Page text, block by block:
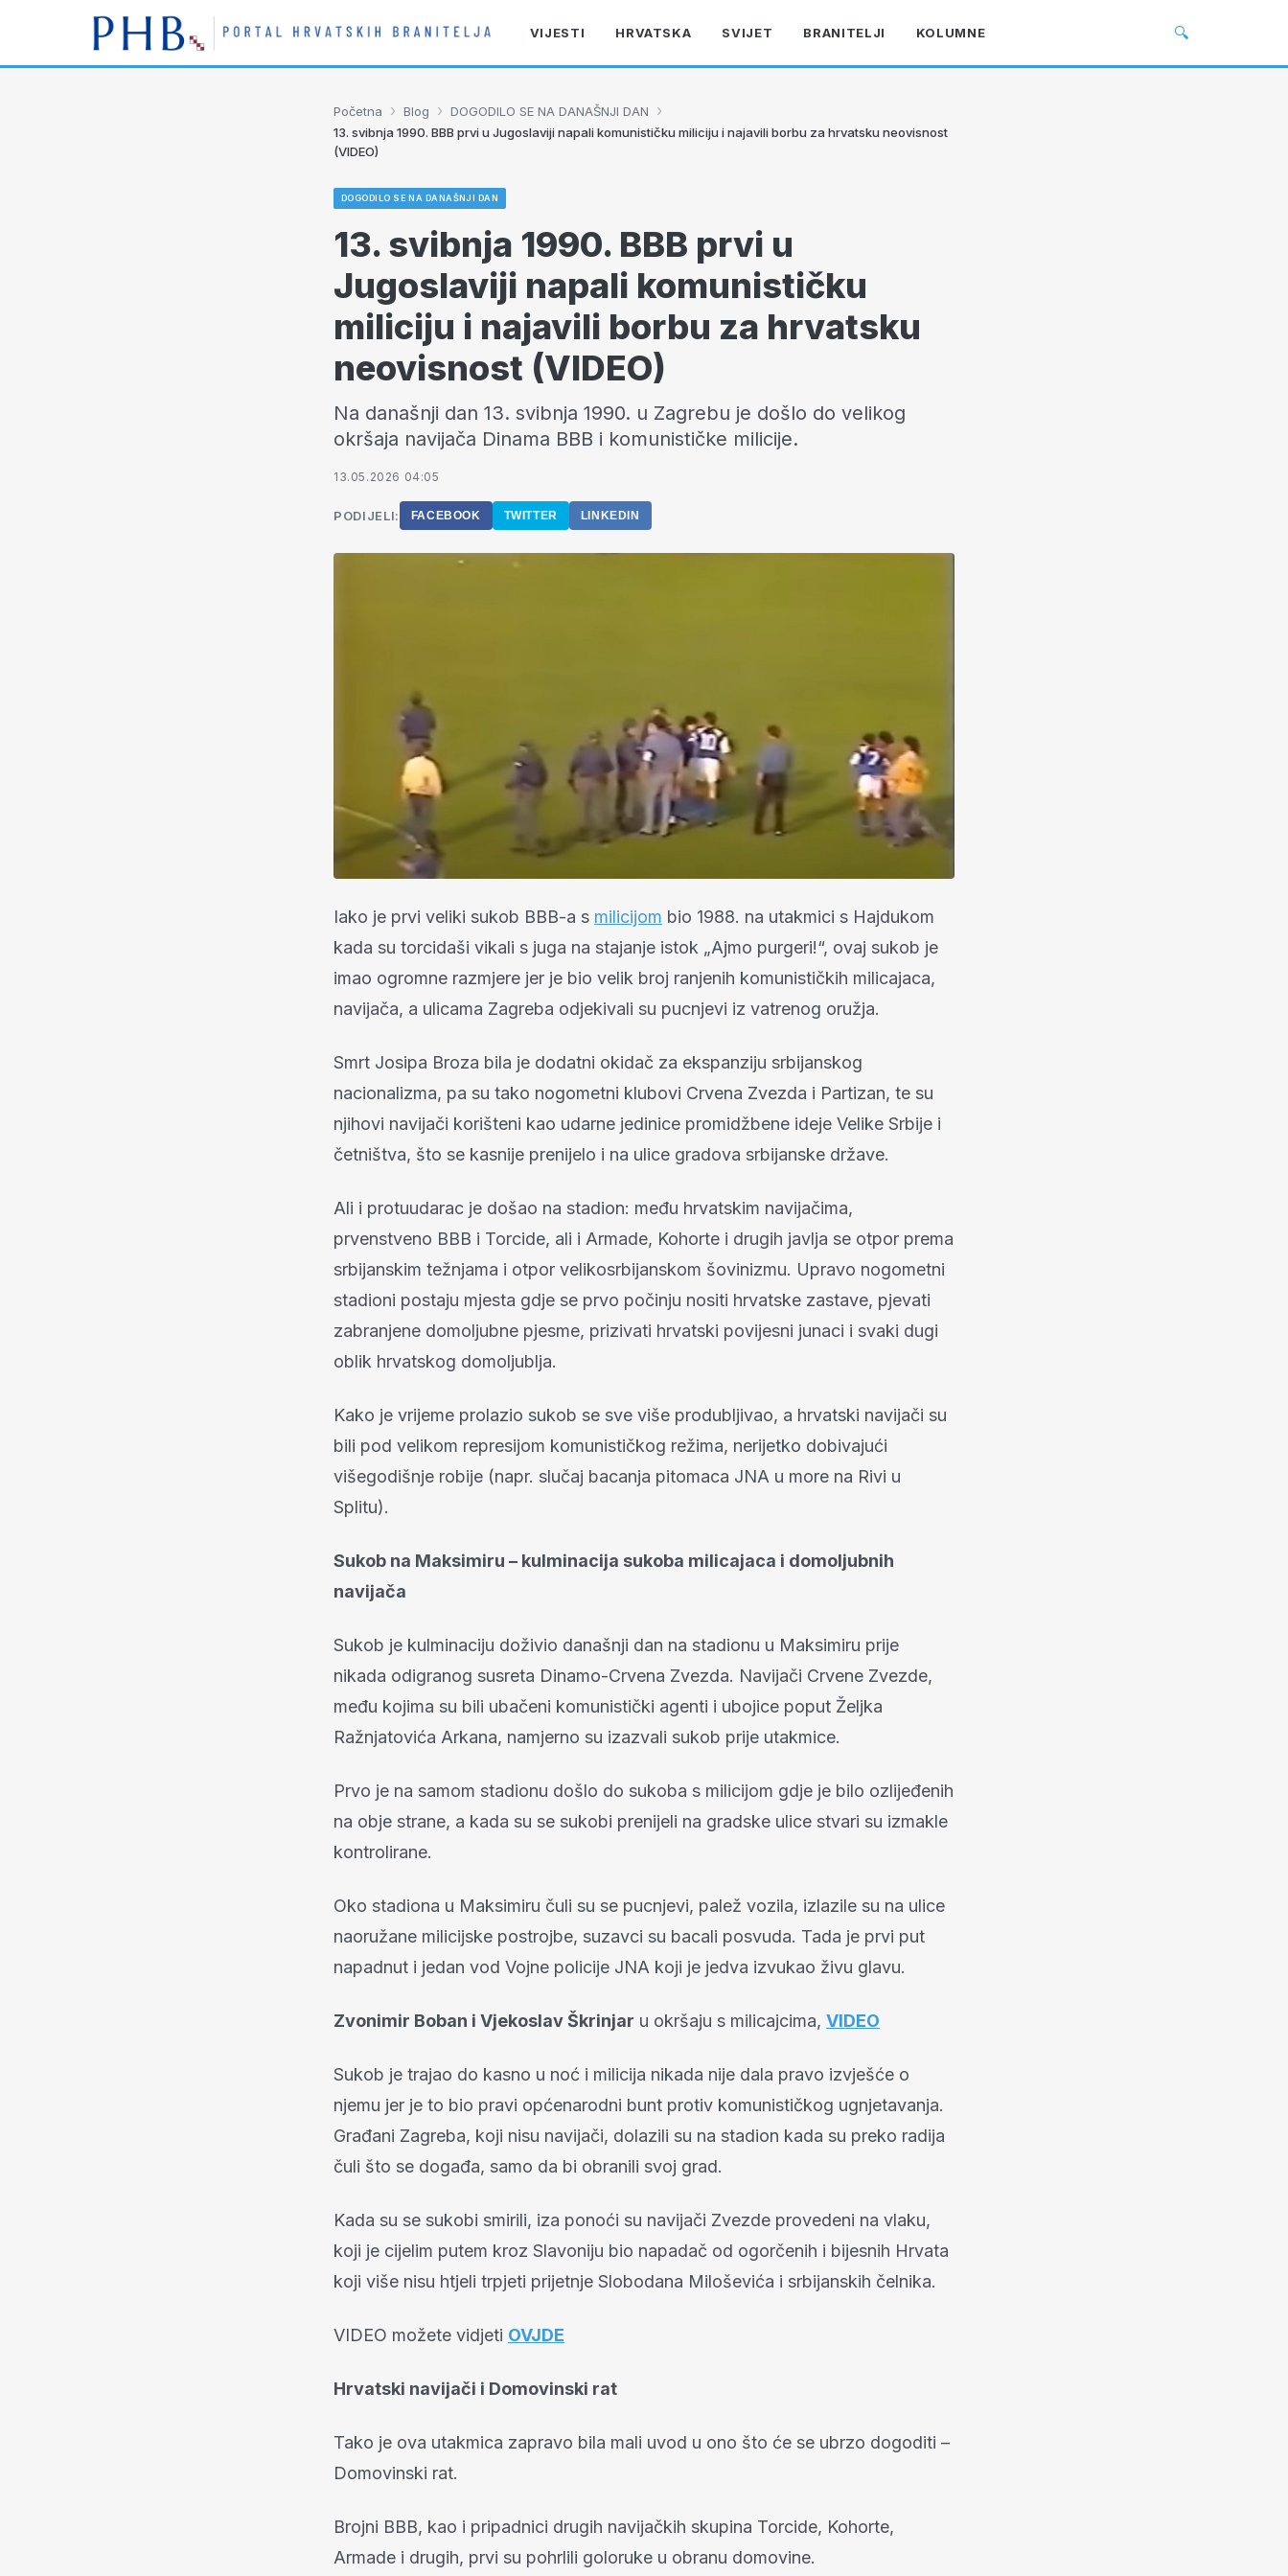
VIJESTI HRVATSKA SVIJET BRANITELJI KOLUMNE 🔍
Početna › Blog › DOGODILO SE NA DANAŠNJI DAN ›
13. svibnja 1990. BBB prvi u Jugoslaviji napali komunističku miliciju i najavili borbu za hrvatsku neovisnost
(VIDEO)
DOGODILO SE NA DANAŠNJI DAN
13. svibnja 1990. BBB prvi u
Jugoslaviji napali komunističku
miliciju i najavili borbu za hrvatsku
neovisnost (VIDEO)
Na današnji dan 13. svibnja 1990. u Zagrebu je došlo do velikog
okršaja navijača Dinama BBB i komunističke milicije.
13.05.2026 04:05
PODIJELI: FACEBOOK TWITTER LINKEDIN
Iako je prvi veliki sukob BBB-a s milicijom bio 1988. na utakmici s Hajdukom
kada su torcidaši vikali s juga na stajanje istok „Ajmo purgeri!“, ovaj sukob je
imao ogromne razmjere jer je bio velik broj ranjenih komunističkih milicajaca,
navijača, a ulicama Zagreba odjekivali su pucnjevi iz vatrenog oružja.
Smrt Josipa Broza bila je dodatni okidač za ekspanziju srbijanskog
nacionalizma, pa su tako nogometni klubovi Crvena Zvezda i Partizan, te su
njihovi navijači korišteni kao udarne jedinice promidžbene ideje Velike Srbije i
četništva, što se kasnije prenijelo i na ulice gradova srbijanske države.
Ali i protuudarac je došao na stadion: među hrvatskim navijačima,
prvenstveno BBB i Torcide, ali i Armade, Kohorte i drugih javlja se otpor prema
srbijanskim težnjama i otpor velikosrbijanskom šovinizmu. Upravo nogometni
stadioni postaju mjesta gdje se prvo počinju nositi hrvatske zastave, pjevati
zabranjene domoljubne pjesme, prizivati ​​hrvatski povijesni junaci i svaki dugi
oblik hrvatskog domoljublja.
Kako je vrijeme prolazio sukob se sve više produbljivao, a hrvatski navijači su
bili pod velikom represijom komunističkog režima, nerijetko dobivajući
višegodišnje robije (napr. slučaj bacanja pitomaca JNA u more na Rivi u
Splitu).
Sukob na Maksimiru – kulminacija sukoba milicajaca i domoljubnih
navijača
Sukob je kulminaciju doživio današnji dan na stadionu u Maksimiru prije
nikada odigranog susreta Dinamo-Crvena Zvezda. Navijači Crvene Zvezde,
među kojima su bili ubačeni komunistički agenti i ubojice poput Željka
Ražnjatovića Arkana, namjerno su izazvali sukob prije utakmice.
Prvo je na samom stadionu došlo do sukoba s milicijom gdje je bilo ozlijeđenih
na obje strane, a kada su se sukobi prenijeli na gradske ulice stvari su izmakle
kontrolirane.
Oko stadiona u Maksimiru čuli su se pucnjevi, palež vozila, izlazile su na ulice
naoružane milicijske postrojbe, suzavci su bacali posvuda. Tada je prvi put
napadnut i jedan vod Vojne policije JNA koji je jedva izvukao živu glavu.
Zvonimir Boban i Vjekoslav Škrinjar u okršaju s milicajcima, VIDEO
Sukob je trajao do kasno u noć i milicija nikada nije dala pravo izvješće o
njemu jer je to bio pravi općenarodni bunt protiv komunističkog ugnjetavanja.
Građani Zagreba, koji nisu navijači, dolazili su na stadion kada su preko radija
čuli što se događa, samo da bi obranili svoj grad.
Kada su se sukobi smirili, iza ponoći su navijači Zvezde provedeni na vlaku,
koji je cijelim putem kroz Slavoniju bio napadač od ogorčenih i bijesnih Hrvata
koji više nisu htjeli trpjeti prijetnje Slobodana Miloševića i srbijanskih čelnika.
VIDEO možete vidjeti OVJDE
Hrvatski navijači i Domovinski rat
Tako je ova utakmica zapravo bila mali uvod u ono što će se ubrzo dogoditi –
Domovinski rat.
Brojni BBB, kao i pripadnici drugih navijačkih skupina Torcide, Kohorte,
Armade i drugih, prvi su pohrlili goloruke u obranu domovine.